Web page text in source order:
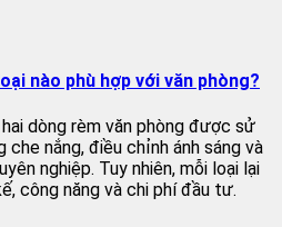
nào phù hợp với văn phòng?
dòng rèm văn phòng được sử
che nắng, điều chỉnh ánh sáng và
nghiệp. Tuy nhiên, mỗi loại lại
công năng và chi phí đầu tư.